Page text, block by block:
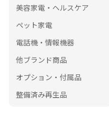
美容家電・ヘルスケア
ペット家電
電話機・情報機器
他ブランド商品
オプション・付属品
整備済み再生品